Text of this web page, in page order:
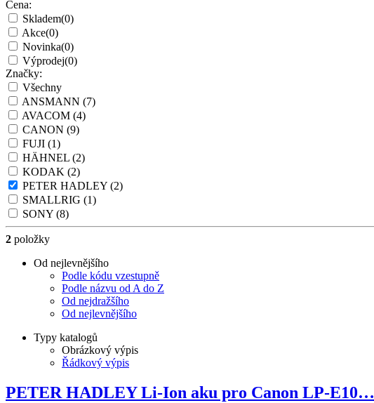
Cena:
Skladem(0)
Akce(0)
Novinka(0)
Výprodej(0)
Značky:
Všechny
ANSMANN (7)
AVACOM (4)
CANON (9)
FUJI (1)
HÄHNEL (2)
KODAK (2)
PETER HADLEY (2)
SMALLRIG (1)
SONY (8)
2 položky
Od nejlevnějšího
Podle kódu vzestupně
Podle názvu od A do Z
Od nejdražšího
Od nejlevnějšího
Typy katalogů
Obrázkový výpis
Řádkový výpis
PETER HADLEY Li-Ion aku pro Canon LP-E10…